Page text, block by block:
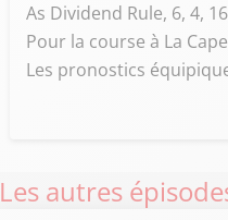
As Dividend Rule, 6, 4,
Pour la course à La
Les pronostics
Les autres